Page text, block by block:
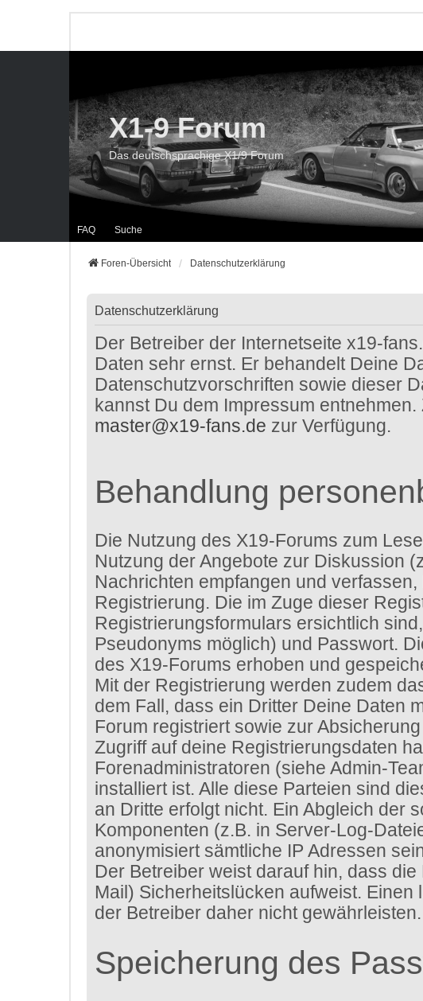
FAQ Suche
X1-9 Forum
Das deutschsprachige X1/9 Forum
Foren-Übersicht Datenschutzerklärung
Datenschutzerklärung
Der Betreiber der Internetseite x19-
Daten sehr ernst. Er behandelt Deine
Datenschutzvorschriften sowie dieser
kannst Du dem Impressum
master@x19-fans.de zur Verfügung.
Behandlung
Die Nutzung des X19-Forums zum
Nutzung der Angebote zur Diskussion
Nachrichten empfangen und
Registrierung. Die im Zuge dieser
Registrierungsformulars ersichtlich
Pseudonyms möglich) und Passwort.
des X19-Forums erhoben und
Mit der Registrierung werden zudem
dem Fall, dass ein Dritter Deine Daten
Forum registriert sowie zur
Zugriff auf deine Registrierungsdaten
Forenadministratoren (siehe Admin-
installiert ist. Alle diese Parteien sind
an Dritte erfolgt nicht. Ein Abgleich der
Komponenten (z.B. in Server-Log-
anonymisiert sämtliche IP Adressen
Der Betreiber weist darauf hin, dass
Mail) Sicherheitslücken aufweist.
der Betreiber daher nicht gewährleisten.
Speicherung des